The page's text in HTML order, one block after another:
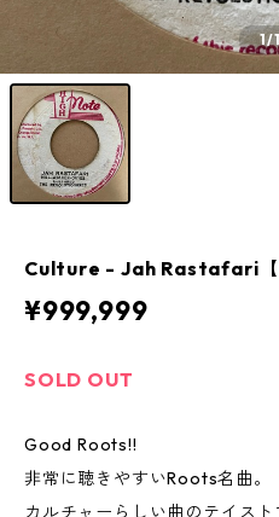
1/1
Culture - Jah Rastafari【
¥999,999
SOLD OUT
Good Roots!!
非常に聴きやすいRoots名曲。
カルチャーらしい曲のテイス